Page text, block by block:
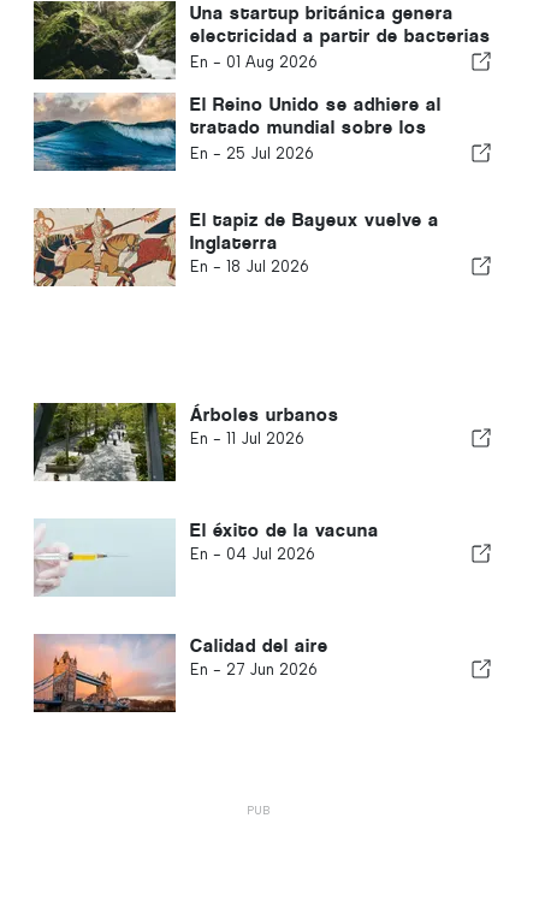
Una startup británica genera
electricidad a partir de bacterias
del suelo
En - 01 Aug 2026
El Reino Unido se adhiere al
tratado mundial sobre los
océanos
En - 25 Jul 2026
El tapiz de Bayeux vuelve a
Inglaterra
En - 18 Jul 2026
Árboles urbanos
En - 11 Jul 2026
El éxito de la vacuna
En - 04 Jul 2026
Calidad del aire
En - 27 Jun 2026